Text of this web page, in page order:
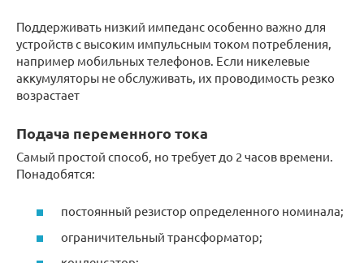
Поддерживать низкий импеданс особенно важно для
устройств с высоким импульсным током потребления,
например мобильных телефонов. Если никелевые
аккумуляторы не обслуживать, их проводимость резко
возрастает
Подача переменного тока
Самый простой способ, но требует до 2 часов времени.
Понадобятся:
постоянный резистор определенного номинала;
ограничительный трансформатор;